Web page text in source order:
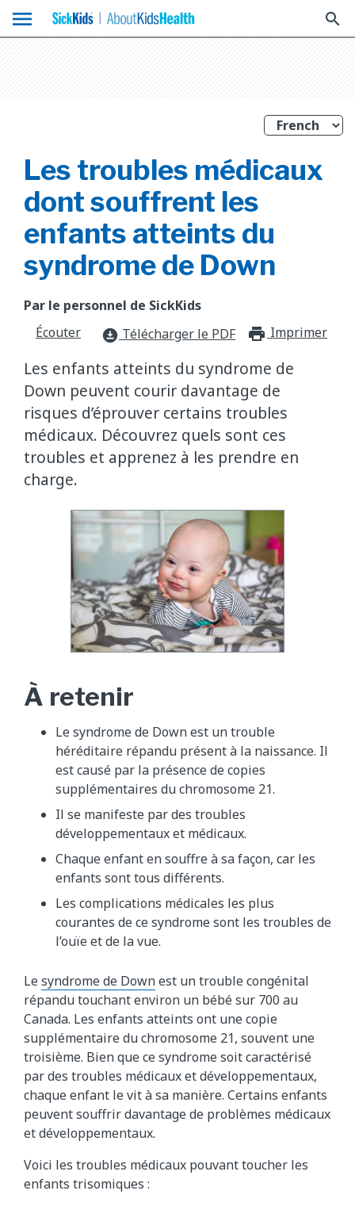
menu search
Les troubles médicaux
dont souffrent les
enfants atteints du
syndrome de Down
Par le personnel de SickKids
Écouter
download_for_offline Télécharger le PDF Imprimer
Les enfants atteints du syndrome de
Down peuvent courir davantage de
risques d’éprouver certains troubles
médicaux. Découvrez quels sont ces
troubles et apprenez à les prendre en
charge.
À retenir
Le syndrome de Down est un trouble
héréditaire répandu présent à la naissance. Il
est causé par la présence de copies
supplémentaires du chromosome 21.
Il se manifeste par des troubles
développementaux et médicaux.
Chaque enfant en souffre à sa façon, car les
enfants sont tous différents.
Les complications médicales les plus
courantes de ce syndrome sont les troubles de
l’ouïe et de la vue.
Lesyndrome de Downest un trouble congénital
répandu touchant environ un bébé sur 700 au
Canada. Les enfants atteints ont une copie
supplémentaire du chromosome 21, souvent une
troisième. Bien que ce syndrome soit caractérisé
par des troubles médicaux et développementaux,
chaque enfant le vit à sa manière. Certains enfants
peuvent souffrir davantage de problèmes médicaux
et développementaux.
Voici les troubles médicaux pouvant toucher les
enfants trisomiques :